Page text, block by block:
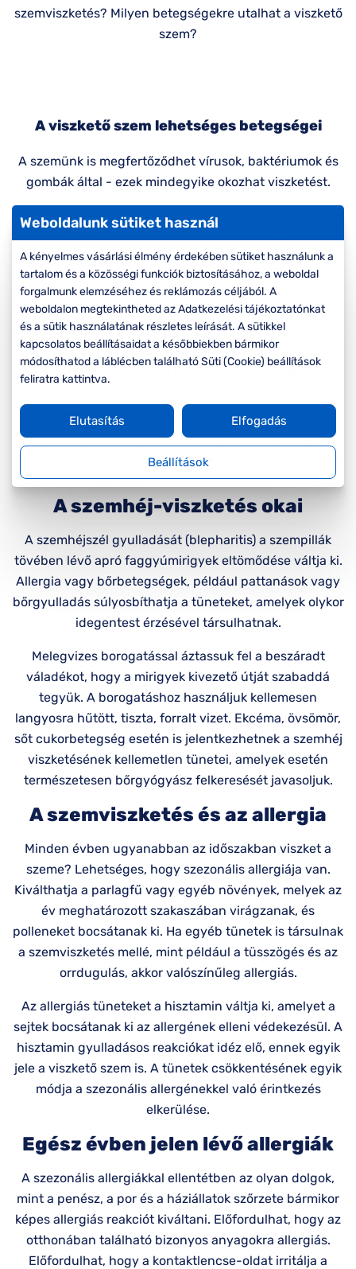
minden
szemviszketés? Milyen betegségekre utalhat a viszkető
szem?
A viszkető szem lehetséges betegségei
A szemünk is megfertőződhet vírusok, baktériumok és
gombák által - ezek mindegyike okozhat viszketést.
Az egyik leggyakoribb szemfertőzés a
szemgolyót borító átlátszó hártya gyulladása vagy
fertőzése.
Egy másik lehetséges szemfertőzés az úgynevezett
uveitis, vagyis a szivárványhártya gyulladása.
Aszaruhártyafekélyekapró sérülésekből,
fertőzésekből eredően jöhetnek létre, a szaruhártya
Sjögren-szindróma
a szemviszketés mellett
szem- és szájszárazsággal együtt jelentkezik, de
emellett reumatológiai tünetek, fájdalmas, duzzadt
ízületek is kísérik a betegséget.
A szemhéj-viszketés okai
A szemhéjszél gyulladását (blepharitis) a szempillák
tövében lévő apró faggyúmirigyek eltömődése váltja ki.
Allergia vagy bőrbetegségek, például pattanások vagy
bőrgyulladás súlyosbíthatja a tüneteket, amelyek olykor
idegentest érzésével társulhatnak.
Melegvizes borogatással áztassuk fel a beszáradt
váladékot, hogy a mirigyek kivezető útját szabaddá
tegyük. A borogatáshoz használjuk kellemesen
langyosra hűtött, tiszta, forralt vizet. Ekcéma, övsömör,
sőt cukorbetegség esetén is jelentkezhetnek a szemhéj
viszketésének kellemetlen tünetei, amelyek esetén
természetesen bőrgyógyász felkeresését javasoljuk.
A szemviszketés és az allergia
Minden évben ugyanabban az időszakban viszket a
szeme? Lehetséges, hogy szezonális allergiája van.
Kiválthatja a parlagfű vagy egyéb növények, melyek az
év meghatározott szakaszában virágzanak, és
polleneket bocsátanak ki. Ha egyéb tünetek is társulnak
a szemviszketés mellé, mint például a tüsszögés és az
orrdugulás, akkor valószínűleg allergiás.
Az allergiás tüneteket a hisztamin váltja ki, amelyet a
sejtek bocsátanak ki az allergének elleni védekezésül. A
hisztamin gyulladásos reakciókat idéz elő, ennek egyik
jele a viszkető szem is. A tünetek csökkentésének egyik
módja a szezonális allergénekkel való érintkezés
elkerülése.
Egész évben jelen lévő allergiák
A szezonális allergiákkal ellentétben az olyan dolgok,
mint a penész, a por és a háziállatok szőrzete bármikor
képes allergiás reakciót kiváltani. Előfordulhat, hogy az
otthonában található bizonyos anyagokra allergiás.
Előfordulhat, hogy a kontaktlencse-oldat irritálja a
Weboldalunk sütiket használ
A kényelmes vásárlási élmény érdekében sütiket használunk a
tartalom és a közösségi funkciók biztosításához, a weboldal
forgalmunk elemzéséhez és reklámozás céljából. A
weboldalon megtekintheted az Adatkezelési tájékoztatónkat
és a sütik használatának részletes leírását. A sütikkel
kapcsolatos beállításaidat a későbbiekben bármikor
módosíthatod a láblécben található Süti (Cookie) beállítások
feliratra kattintva.
Beállítások
Elutasítás Elfogadás